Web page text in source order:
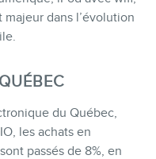
majeur dans l’évolution
du Québec,
les achats en
passés de 8%, en